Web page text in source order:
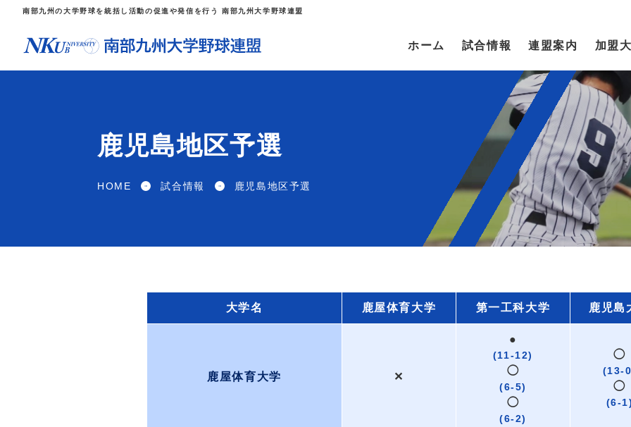
南部九州の大学野球を統括し活動の促進や発信を行う 南部九州大学野球連盟
ホーム 試合情報 連盟案内 加盟
鹿児島地区予選
HOME 試合情報 鹿児島地区予選
大学名 鹿屋体育大学 第一工科大学 鹿児島
鹿屋体育大学 ✕
●
(11-12)
◯
(6-5)
◯
(6-2)
◯
(13-
◯
(6-